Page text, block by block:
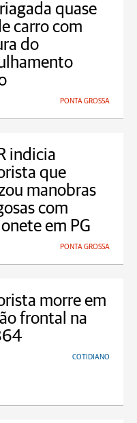
quase
carro com
do
PONTA GROSSA
indicia
que
manobras
com
em PG
PONTA GROSSA
morre em
frontal na
COTIDIANO